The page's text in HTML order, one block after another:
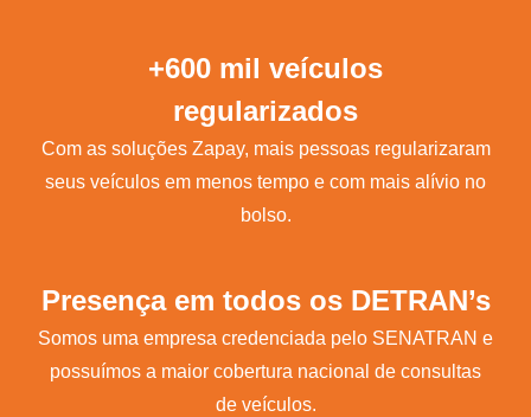
+600 mil veículos
regularizados
Com as soluções Zapay, mais pessoas regularizaram
seus veículos em menos tempo e com mais alívio no
bolso.
Presença em todos os DETRAN’s
Somos uma empresa credenciada pelo SENATRAN e
possuímos a maior cobertura nacional de consultas
de veículos.